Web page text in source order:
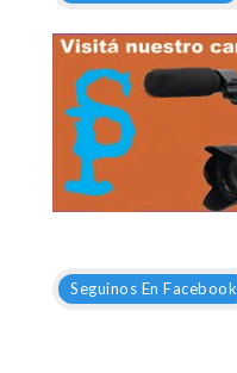
Seguinos En Facebook